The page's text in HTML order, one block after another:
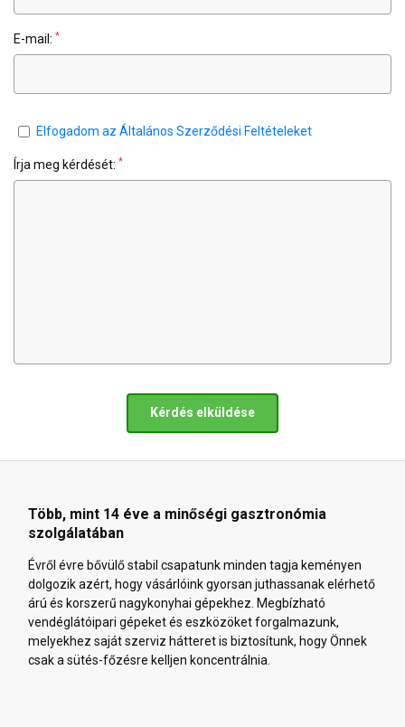
E-mail: *
Elfogadom az Általános Szerződési Feltételeket
Írja meg kérdését: *
Kérdés elküldése
Több, mint 14 éve a minőségi gasztronómia
szolgálatában
Évről évre bővülő stabil csapatunk minden tagja keményen
dolgozik azért, hogy vásárlóink gyorsan juthassanak elérhető
árú és korszerű nagykonyhai gépekhez. Megbízható
vendéglátóipari gépeket és eszközöket forgalmazunk,
melyekhez saját szerviz hátteret is biztosítunk, hogy Önnek
csak a sütés-főzésre kelljen koncentrálnia.